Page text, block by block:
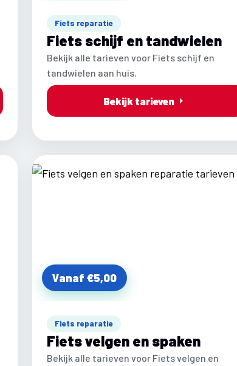
Fiets reparatie
Fiets schijf en tandwielen
Bekijk alle tarieven voor Fiets schijf en
tandwielen aan huis.
Bekijk tarieven
Vanaf €5,00
Fiets reparatie
Fiets velgen en spaken
Bekijk alle tarieven voor Fiets velgen en